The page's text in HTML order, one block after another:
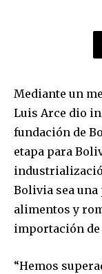
Mediante un
Luis Arce dio
fundación de
etapa para
Bolivia sea
alimentos y
importación de
“Hemos